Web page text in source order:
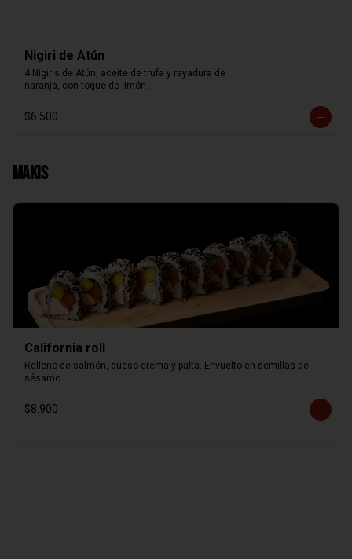
Nigiri de Atún
4 Nigiris de Atún, aceite de trufa y rayadura de
naranja, con toque de limón.
$6.500
Makis
California roll
Relleno de salmón, queso crema y palta. Envuelto en semillas de
sésamo.
$8.900